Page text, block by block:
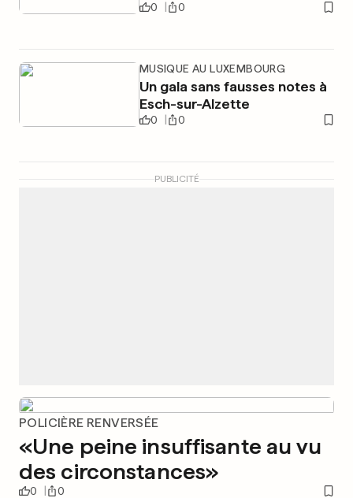
0 0
MUSIQUE AU LUXEMBOURG
Un gala sans fausses notes à
Esch-sur-Alzette
0 0
PUBLICITÉ
POLICIÈRE RENVERSÉE
«Une peine insuffisante au vu
des circonstances»
0 0